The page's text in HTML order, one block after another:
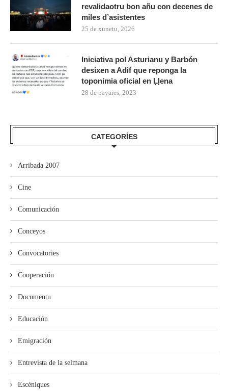
revalidaotru bon añu con decenes de
miles d’asistentes
25 de xunetu, 2026
Iniciativa pol Asturianu y Barbón
desixen a Adif que reponga la
toponimia oficial en Ḷḷena
28 de payares, 2023
CATEGORÍES
Arribada 2007
Cine
Comunicación
Conceyos
Convocatories
Cooperación
Documentu
Educación
Emigración
Entrevista de la selmana
Escéniques